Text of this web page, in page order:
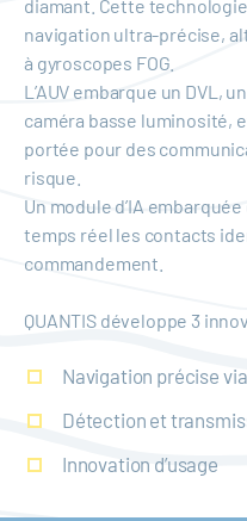
diamant. Cette
navigation ultra-précise,
à gyroscopes FOG.
L’AUV embarque un DVL,
caméra basse luminosité,
portée pour des
risque.
Un module d’IA
temps réel les contacts
commandement.
QUANTIS développe 3
Navigation précise
Détection et
Innovation d’usage